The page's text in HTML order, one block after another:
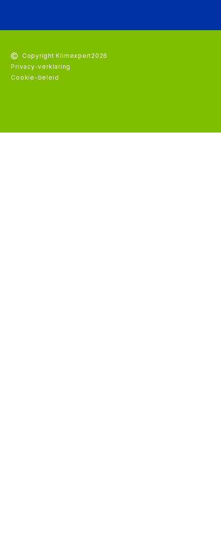
Copyright Klimexpert2026
Privacy-verklaring
Cookie-beleid